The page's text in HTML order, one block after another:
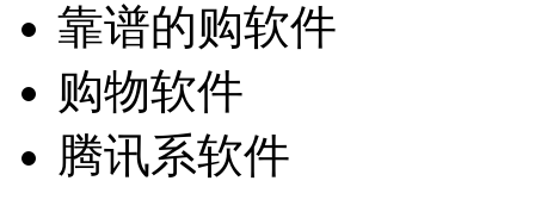
靠谱的购软件
购物软件
腾讯系软件